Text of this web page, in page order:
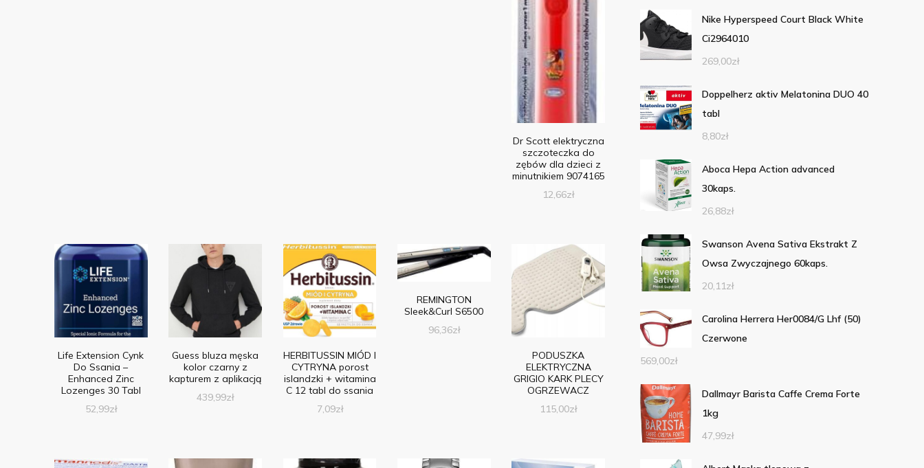
Dr Scott elektryczna
szczoteczka do
zębów dla dzieci z
minutnikiem 9074165
12,66zł
Life Extension Cynk
Do Ssania –
Enhanced Zinc
Lozenges 30 Tabl
52,99zł
Guess bluza męska
kolor czarny z
kapturem z aplikacją
439,99zł
HERBITUSSIN MIÓD I
CYTRYNA porost
islandzki + witamina
C 12 tabl do ssania
7,09zł
REMINGTON
Sleek&Curl S6500
96,36zł
PODUSZKA
ELEKTRYCZNA
GRIGIO KARK PLECY
OGRZEWACZ
115,00zł
Nike Hyperspeed Court Black White
Ci2964010
269,00zł
Doppelherz aktiv Melatonina DUO 40
tabl
8,80zł
Aboca Hepa Action advanced
30kaps.
26,88zł
Swanson Avena Sativa Ekstrakt Z
Owsa Zwyczajnego 60kaps.
20,11zł
Carolina Herrera Her0084/G Lhf (50)
Czerwone
569,00zł
Dallmayr Barista Caffe Crema Forte
1kg
47,99zł